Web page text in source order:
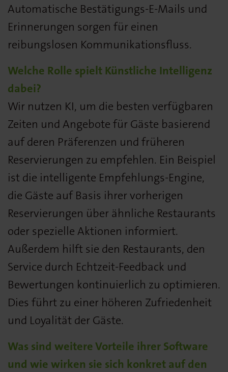
Automatische Bestätigungs-E-Mails und
Erinnerungen sorgen für einen
reibungslosen Kommunikationsfluss.
Welche Rolle spielt Künstliche Intelligenz
dabei?
Wir nutzen KI, um die besten verfügbaren
Zeiten und Angebote für Gäste basierend
auf deren Präferenzen und früheren
Reservierungen zu empfehlen. Ein Beispiel
ist die intelligente Empfehlungs-Engine,
die Gäste auf Basis ihrer vorherigen
Reservierungen über ähnliche Restaurants
oder spezielle Aktionen informiert.
Außerdem hilft sie den Restaurants, den
Service durch Echtzeit-Feedback und
Bewertungen kontinuierlich zu optimieren.
Dies führt zu einer höheren Zufriedenheit
und Loyalität der Gäste.
Was sind weitere Vorteile ihrer Software
und wie wirken sie sich konkret auf den